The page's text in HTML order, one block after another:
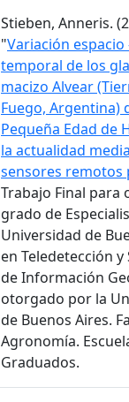
Stieben, Anneris.
"Variación espacio
temporal de los
macizo Alvear
Fuego, Argentina)
Pequeña Edad de
la actualidad
sensores remotos
Trabajo Final para
grado de
Universidad de
en Teledetección y
de Información
otorgado por la
de Buenos Aires.
Agronomía.
Graduados.